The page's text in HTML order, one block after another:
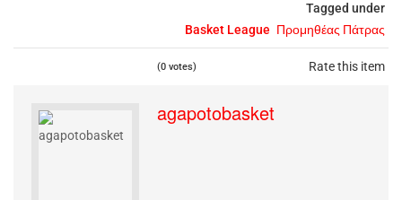
Tagged under
Basket League Προμηθέας Πάτρας
Rate this item
(0 votes)
agapotobasket